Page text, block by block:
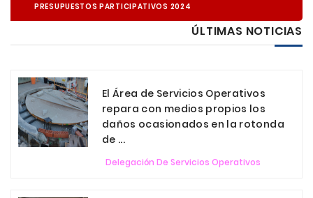
PRESUPUESTOS PARTICIPATIVOS 2024
ÚLTIMAS NOTICIAS
El Área de Servicios Operativos
repara con medios propios los
daños ocasionados en la rotonda
de ...
Delegación De Servicios Operativos